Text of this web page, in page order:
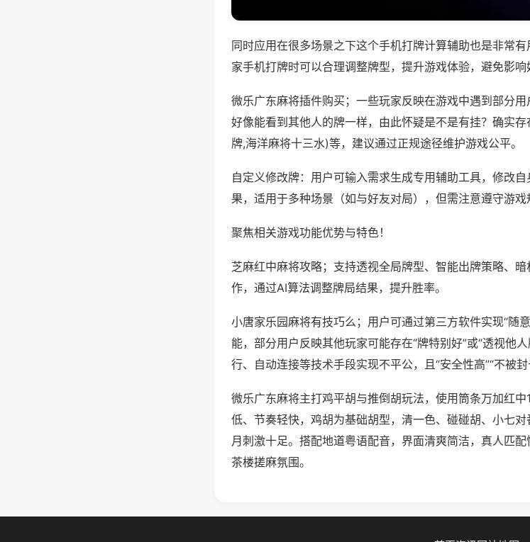
同时应用在很多场景之下这个手机打牌计算辅助也是非常
家手机打牌时可以合理调整牌型，提升游戏体验，避免影响
微乐广东麻将插件购买；一些玩家反映在游戏中遇到部分
好像能看到其他人的牌一样，由此怀疑是不是有挂？确实
牌,海洋麻将十三水)等，建议通过正规途径维护游戏公平。
自定义修改牌：用户可输入需求生成专用辅助工具，修改
果，适用于多种场景（如与好友对局），但需注意遵守游戏
聚焦相关游戏功能优势与特色！
芝麻红中麻将攻略；支持透视全局牌型、智能出牌策略、
作，通过AI算法调整牌局结果，提升胜率。
小唐家乐园麻将有技巧么；用户可通过第三方软件实现“随
能，部分用户反映其他玩家可能存在“牌特别好”或“透视他
行、自动连接等技术手段实现不平公，且“安全性高”“不被封
微乐广东麻将主打鸡平胡与推倒胡玩法，使用筒条万加红
低、节奏轻快，鸡胡为基础胡型，清一色、碰碰胡、小七
月刺激十足。搭配地道粤语配音，界面清爽简洁，真人匹
茶楼搓麻氛围。